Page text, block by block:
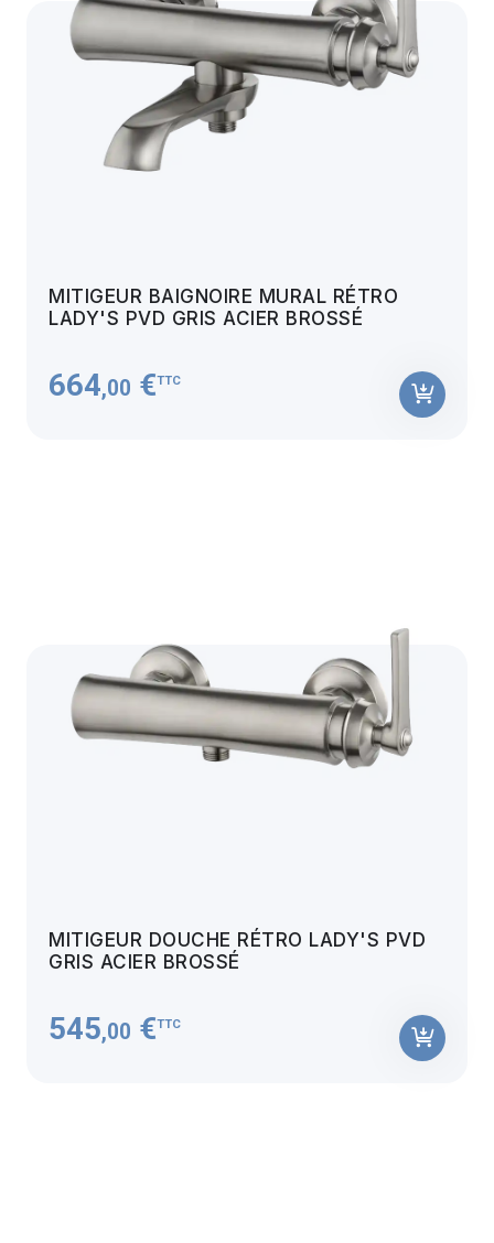
MITIGEUR BAIGNOIRE MURAL RÉTRO
LADY'S PVD GRIS ACIER BROSSÉ
664,00 €TTC
MITIGEUR DOUCHE RÉTRO LADY'S PVD
GRIS ACIER BROSSÉ
545,00 €TTC